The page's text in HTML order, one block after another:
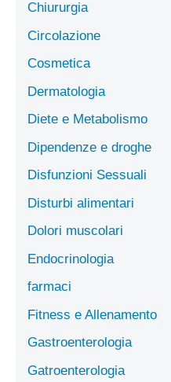
Chiururgia
Circolazione
Cosmetica
Dermatologia
Diete e Metabolismo
Dipendenze e droghe
Disfunzioni Sessuali
Disturbi alimentari
Dolori muscolari
Endocrinologia
farmaci
Fitness e Allenamento
Gastroenterologia
Gatroenterologia